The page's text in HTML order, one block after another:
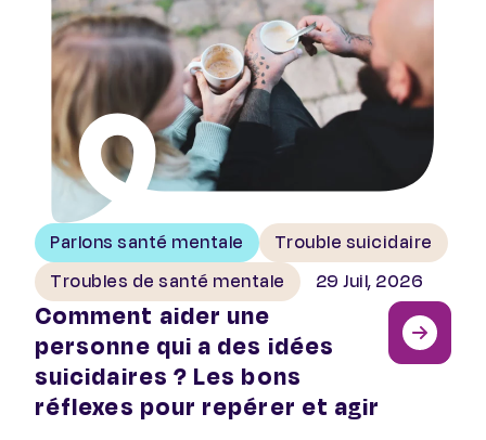
Parlons santé mentale
Trouble suicidaire
Troubles de santé mentale
29 Juil, 2026
Comment aider une
personne qui a des idées
suicidaires ? Les bons
réflexes pour repérer et agir